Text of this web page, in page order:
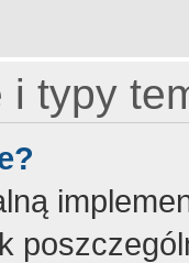
i typy